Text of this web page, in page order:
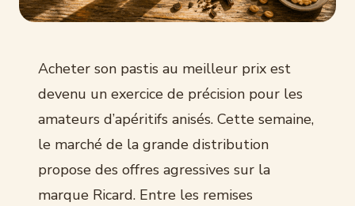
Acheter son pastis au meilleur prix est
devenu un exercice de précision pour les
amateurs d’apéritifs anisés. Cette semaine,
le marché de la grande distribution
propose des offres agressives sur la
marque Ricard. Entre les remises